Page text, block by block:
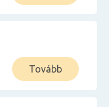
Tovább